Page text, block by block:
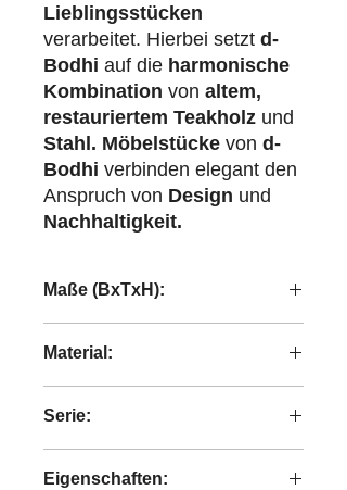
Lieblingsstücken
verarbeitet. Hierbei setzt d-
Bodhi auf die harmonische
Kombination von altem,
restauriertem Teakholz und
Stahl. Möbelstücke von d-
Bodhi verbinden elegant den
Anspruch von Design und
Nachhaltigkeit.
Maße (BxTxH):
Material:
Serie:
Eigenschaften: